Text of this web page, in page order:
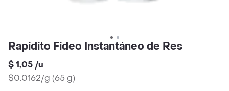
Rapidito Fideo Instantáneo de Res
$ 1,05 /u
$0.0162/g (65 g)